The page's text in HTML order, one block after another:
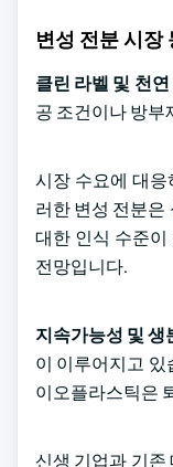
변성 전분 시장
클린 라벨 및 천
공 조건이나 방부
시장 수요에 대응
러한 변성 전분
대한 인식 수준
전망입니다.
지속가능성 및 생
이 이루어지고
이오플라스틱은
신생 기업과 기